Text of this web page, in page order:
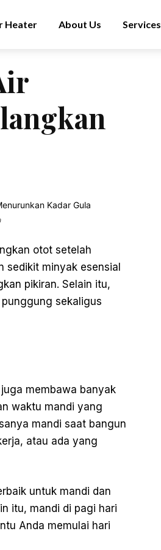
Heater About Us Services
otot setelah
sedikit minyak esensial
pikiran. Selain itu,
sekaligus
membawa banyak
waktu mandi yang
mandi saat bangun
atau ada yang
untuk mandi dan
itu, mandi di pagi hari
Anda memulai hari